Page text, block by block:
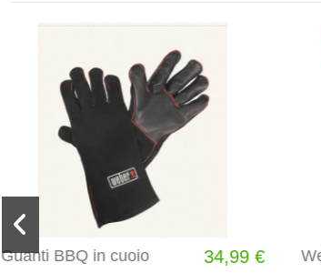
Weber Connect 149,99 €